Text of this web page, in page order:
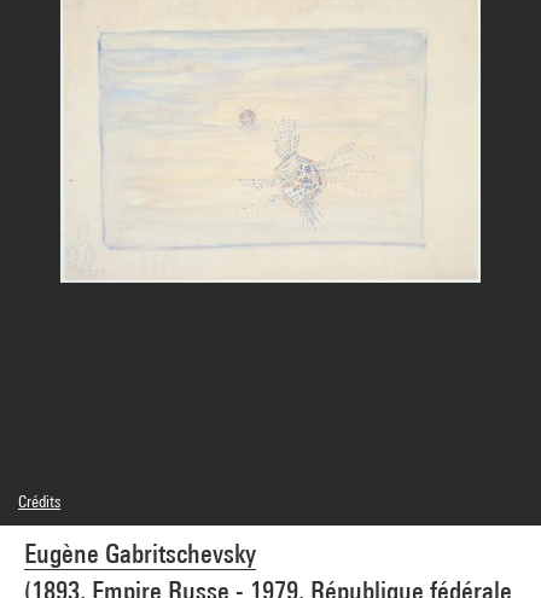
Eugène Gabritschevsky
(1893, Empire Russe - 1979, République fédérale
Crédits
© droits réservés, pas d'ayant droit connu
Réf. image : 4R11348 [1990 CX 0289]